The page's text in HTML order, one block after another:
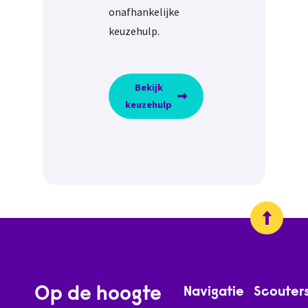
onafhankelijke
keuzehulp.
Bekijk
keuzehulp
Op de hoogte
Navigatie